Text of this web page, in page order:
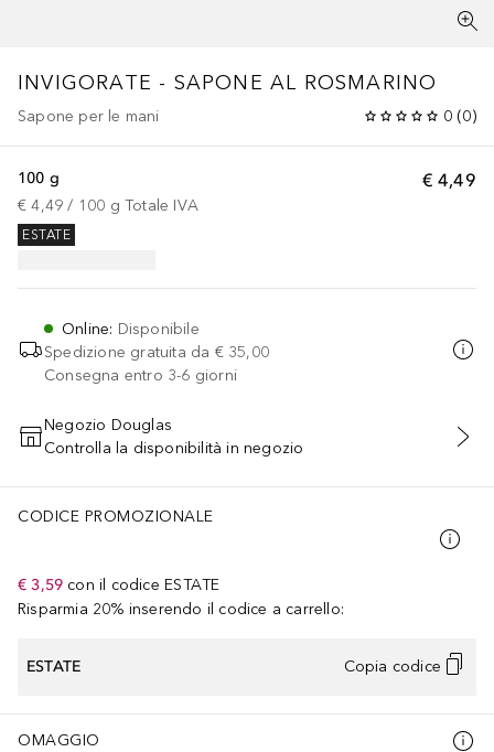
INVIGORATE - SAPONE AL ROSMARINO
Sapone per le mani 0 (0)
€ 4,49
100 g
€ 4,49 / 100 g Totale IVA
ESTATE
Online: Disponibile
Spedizione gratuita da € 35,00
Consegna entro 3-6 giorni
AGGIUNGI AL CARRELLO
Negozio Douglas
Controlla la disponibilità in negozio
CODICE PROMOZIONALE
€ 3,59 con il codice ESTATE
Risparmia 20% inserendo il codice a carrello:
ESTATE Copia codice
OMAGGIO